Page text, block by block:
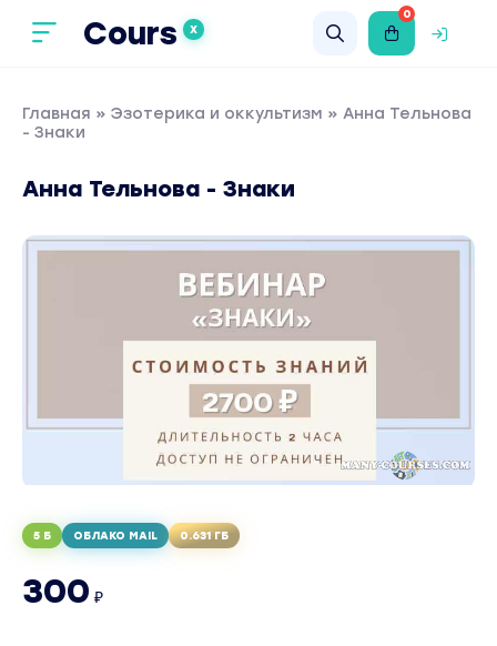
Cours X
0
Главная » Эзотерика и оккультизм » Анна Тельнова
- Знаки
Анна Тельнова - Знаки
5 Б ОБЛАКО MAIL 0.631 ГБ
300 ₽